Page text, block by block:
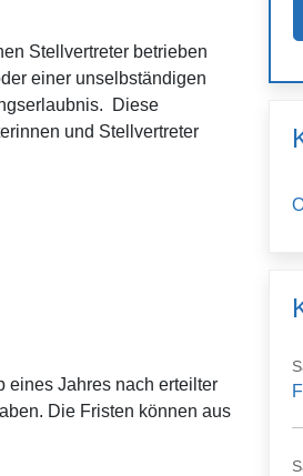
Stellvertreter betrieben
einer unselbständigen
Diese
und Stellvertreter
eines Jahres nach erteilter
Die Fristen können aus